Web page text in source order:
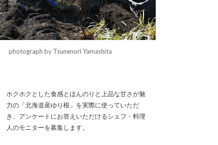
photograph by Tsunenori Yamashita
ホクホクとした食感とほんのりと上品な甘さが魅
力の「北海道産ゆり根」を実際に使っていただ
き、アンケートにお答えいただけるシェフ・料理
人のモニターを募集します。